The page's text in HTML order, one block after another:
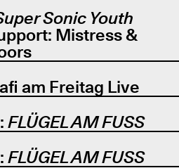
Sonic Youth
Mistress &
am Freitag Live
FLÜGEL AM FUSS
FLÜGEL AM FUSS